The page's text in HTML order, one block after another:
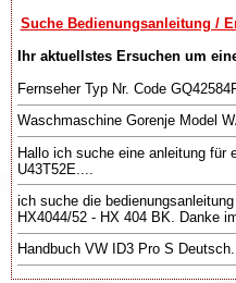
Suche Bedienungsanleitung /
Ihr aktuellstes Ersuchen um
Fernseher Typ Nr. Code
Waschmaschine Gorenje Model
Hallo ich suche eine anleitung für
U43T52E....
ich suche die
HX4044/52 - HX 404 BK. Danke
Handbuch VW ID3 Pro S